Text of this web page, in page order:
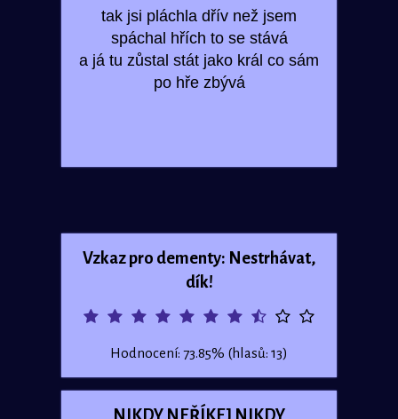
tak jsi pláchla dřív než jsem
spáchal hřích to se stává
a já tu zůstal stát jako král co sám
po hře zbývá
Vzkaz pro dementy: Nestrhávat,
dík!
Hodnocení: 73.85% (hlasů: 13)